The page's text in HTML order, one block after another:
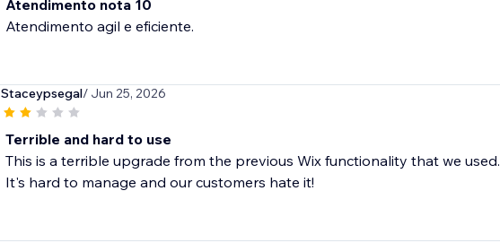
Atendimento nota 10
Atendimento agil e eficiente.
Staceypsegal/ Jun 25, 2026
Terrible and hard to use
This is a terrible upgrade from the previous Wix functionality that we used.
It's hard to manage and our customers hate it!